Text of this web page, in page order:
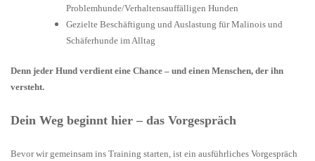
Problemhunde/Verhaltensauffälligen Hunden
Gezielte Beschäftigung und Auslastung für Malinois und
Schäferhunde im Alltag
Denn jeder Hund verdient eine Chance – und einen Menschen, der ihn
versteht.
Dein Weg beginnt hier – das Vorgespräch
Bevor wir gemeinsam ins Training starten, ist ein ausführliches Vorgespräch